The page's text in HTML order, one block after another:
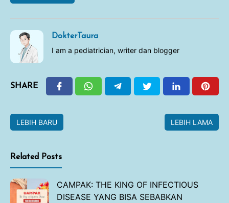
DokterTaura
I am a pediatrician, writer dan blogger
SHARE
LEBIH BARU LEBIH LAMA
Related Posts
CAMPAK: THE KING OF INFECTIOUS
DISEASE YANG BISA SEBABKAN